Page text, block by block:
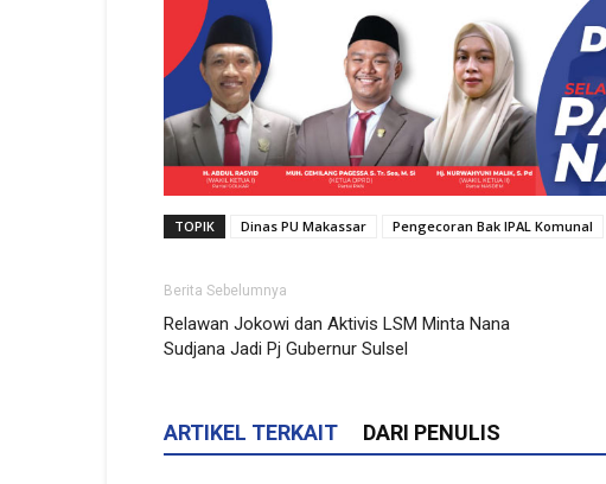
TOPIK Dinas PU Makassar Pengecoran Bak IPAL Komunal
Berita Sebelumnya
Relawan Jokowi dan Aktivis LSM Minta Nana
Sudjana Jadi Pj Gubernur Sulsel
ARTIKEL TERKAIT DARI PENULIS